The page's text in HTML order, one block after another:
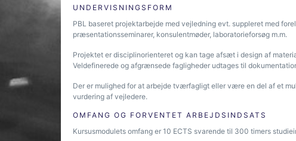
UNDERVISNINGSFORM
PBL baseret projektarbejde med vejledning evt. suppleret med
præsentationsseminarer, konsulentmøder, laboratorieforsøg m.m.
Projektet er disciplinorienteret og kan tage afsæt i design af
Veldefinerede og afgrænsede fagligheder udtages til
Der er mulighed for at arbejde tværfagligt eller være en del af et
vurdering af vejledere.
OMFANG OG FORVENTET ARBEJDSINDSATS
Kursusmodulets omfang er 10 ECTS svarende til 300 timers